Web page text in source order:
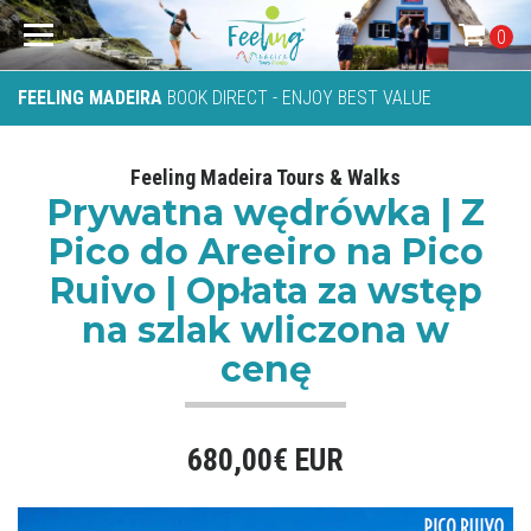
FEELING MADEIRA BOOK DIRECT - ENJOY BEST VALUE
0
Feeling Madeira Tours & Walks
Prywatna wędrówka | Z
Pico do Areeiro na Pico
Ruivo | Opłata za wstęp
na szlak wliczona w
cenę
680,00€ EUR